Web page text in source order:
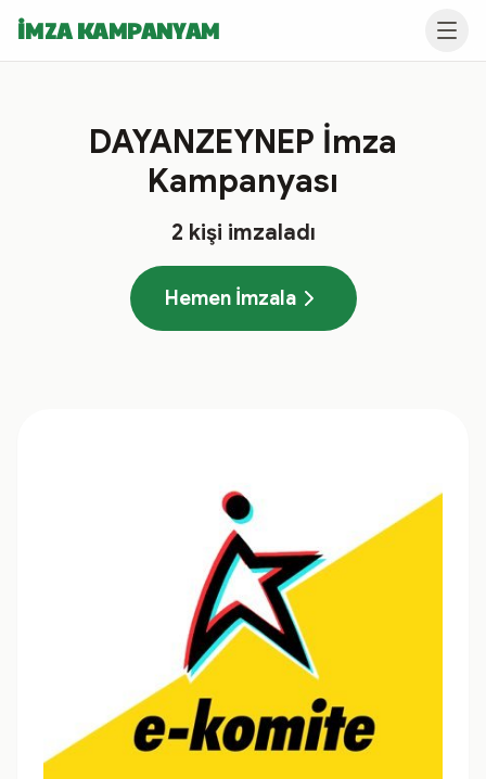
İMZA KAMPANYAM
DAYANZEYNEP İmza
Kampanyası
2 kişi imzaladı
Hemen İmzala